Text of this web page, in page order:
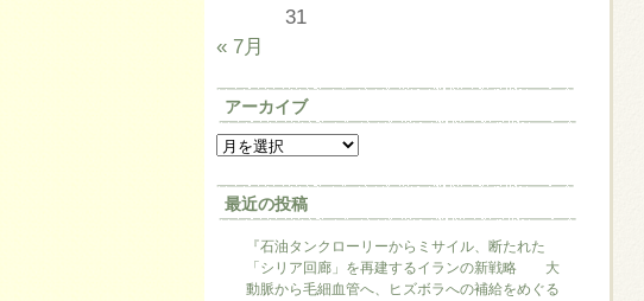
31
« 7月
アーカイブ
最近の投稿
『石油タンクローリーからミサイル、断たれた
「シリア回廊」を再建するイランの新戦略 大
動脈から毛細血管へ、ヒズボラへの補給をめぐる